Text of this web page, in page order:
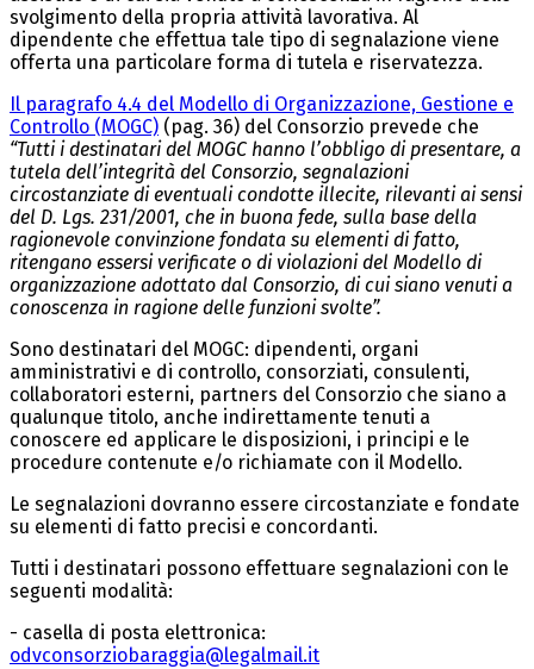
svolgimento della propria attività lavorativa. Al
dipendente che effettua tale tipo di segnalazione viene
offerta una particolare forma di tutela e riservatezza.
Il paragrafo 4.4 del Modello di Organizzazione, Gestione e
Controllo (MOGC) (pag. 36) del Consorzio prevede che
“Tutti i destinatari del MOGC hanno l’obbligo di presentare, a
tutela dell’integrità del Consorzio, segnalazioni
circostanziate di eventuali condotte illecite, rilevanti ai sensi
del D. Lgs. 231/2001, che in buona fede, sulla base della
ragionevole convinzione fondata su elementi di fatto,
ritengano essersi verificate o di violazioni del Modello di
organizzazione adottato dal Consorzio, di cui siano venuti a
conoscenza in ragione delle funzioni svolte”.
Sono destinatari del MOGC: dipendenti, organi
amministrativi e di controllo, consorziati, consulenti,
collaboratori esterni, partners del Consorzio che siano a
qualunque titolo, anche indirettamente tenuti a
conoscere ed applicare le disposizioni, i principi e le
procedure contenute e/o richiamate con il Modello.
Le segnalazioni dovranno essere circostanziate e fondate
su elementi di fatto precisi e concordanti.
Tutti i destinatari possono effettuare segnalazioni con le
seguenti modalità:
- casella di posta elettronica:
odvconsorziobaraggia@legalmail.it